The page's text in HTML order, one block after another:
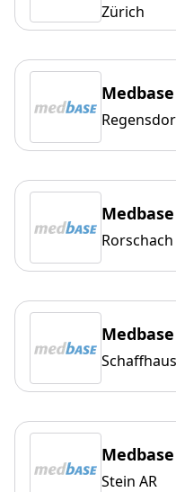
Zürich
Rorschach
Stein AR